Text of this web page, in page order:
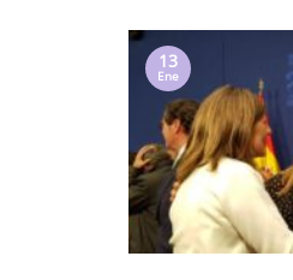
13
Ene